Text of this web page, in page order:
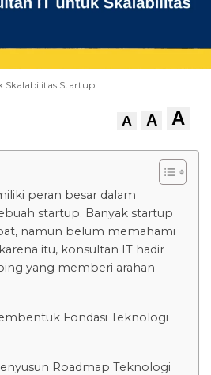
Skalabilitas Startup
A A A
peran besar dalam
startup. Banyak startup
namun belum memahami
itu, konsultan IT hadir
yang memberi arahan
Fondasi Teknologi
Roadmap Teknologi